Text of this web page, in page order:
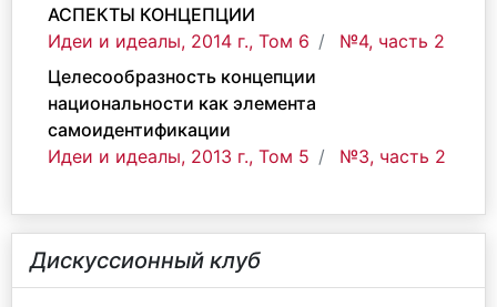
АСПЕКТЫ КОНЦЕПЦИИ
Идеи и идеалы, 2014 г., Том 6
№4, часть 2
Целесообразность концепции
национальности как элемента
самоидентификации
Идеи и идеалы, 2013 г., Том 5
№3, часть 2
Дискуссионный клуб